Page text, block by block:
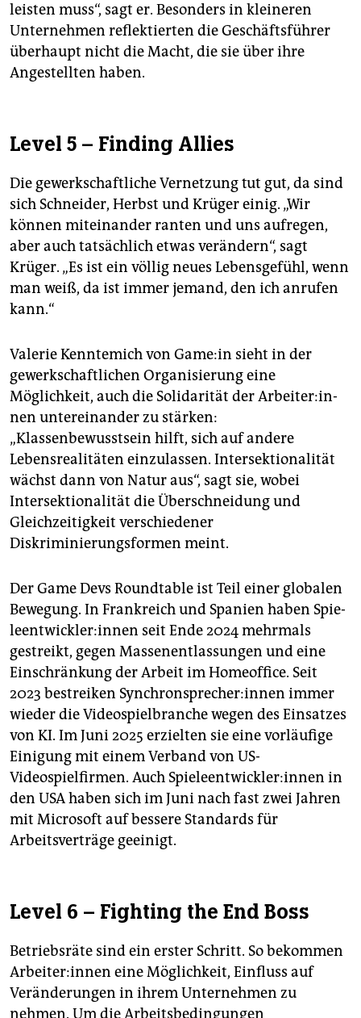
leisten muss“, sagt er. Besonders in kleineren
Unternehmen reflektierten die Geschäftsführer
überhaupt nicht die Macht, die sie über ihre
Angestellten haben.
Level 5 – Finding Allies
Die gewerkschaftliche Vernetzung tut gut, da sind
sich Schneider, Herbst und Krüger einig. „Wir
können miteinander ranten und uns aufregen,
aber auch tatsächlich etwas verändern“, sagt
Krüger. „Es ist ein völlig neues Lebensgefühl, wenn
man weiß, da ist immer jemand, den ich anrufen
kann.“
Valerie Kenntemich von Game:in sieht in der
gewerkschaftlichen Organisierung eine
Möglichkeit, auch die Solidarität der Ar­bei­te­r:in­
nen untereinander zu stärken:
„Klassenbewusstsein hilft, sich auf andere
Lebensrealitäten einzulassen. Intersektionalität
wächst dann von Natur aus“, sagt sie, wobei
Intersektionalität die Überschneidung und
Gleichzeitigkeit verschiedener
Diskriminierungsformen meint.
Der Game Devs Roundtable ist Teil einer globalen
Bewegung. In Frankreich und Spanien haben Spie­
le­ent­wick­le­r:in­nen seit Ende 2024 mehrmals
gestreikt, gegen Massenentlassungen und eine
Einschränkung der Arbeit im Homeoffice. Seit
2023 bestreiken Syn­chron­spre­che­r:in­nen immer
wieder die Videospielbranche wegen des Einsatzes
von KI. Im Juni 2025 erzielten sie eine vorläufige
Einigung mit einem Verband von US-
Videospielfirmen. Auch Spiel­eent­wick­le­r:in­nen in
den USA haben sich im Juni nach fast zwei Jahren
mit Microsoft auf ­bessere Standards für
Arbeitsverträge geeinigt.
Level 6 – Fighting the End Boss
Betriebsräte sind ein erster Schritt. So bekommen
Ar­bei­te­r:in­nen eine Möglichkeit, Einfluss auf
Veränderungen in ihrem Unternehmen zu
nehmen. Um die Arbeitsbedingungen